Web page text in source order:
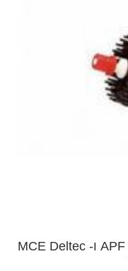
אימפלור סיכות לפורקים מסדרת APF ו- MCE Deltec